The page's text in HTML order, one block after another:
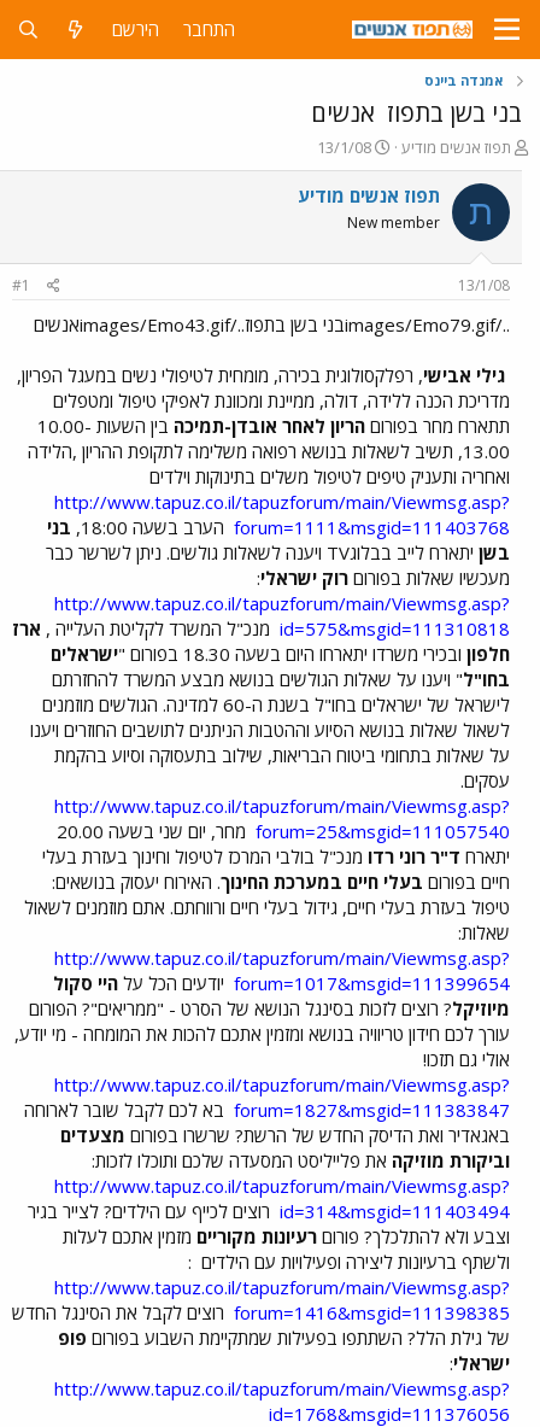
התחבר הירשם
אמנדה ביינס
בני בשן בתפוז אנשים
פ
ו
ת
ח
ה
ש
תפוז אנשים מודיע
פ
ו
ר
ם
ר
13/1/08
ת תפוז אנשים מודיע
New member
13/1/08
#1
../images/Emo79.gifבני בשן בתפוז../images/Emo43.gifאנשים
גילי אבישי, רפלקסולוגית בכירה, מומחית לטיפולי נשים במעגל הפריון,
מדריכת הכנה ללידה, דולה, ממיינת ומכוונת לאפיקי טיפול ומטפלים
תתארח מחר בפורום הריון לאחר אובדן-תמיכה
בין השעות 10.00-
13.00, תשיב לשאלות בנושא רפואה משלימה לתקופת ההריון ,הלידה
ואחריה ותעניק טיפים לטיפול משלים בתינוקות וילדים
http://www.tapuz.co.il/tapuzforum/main/Viewmsg.asp?
forum=1111&msgid=111403768 הערב בשעה 18:00,
בני
בשן
יתארח לייב בבלוגTV ויענה לשאלות גולשים. ניתן לשרשר כבר
מעכשיו שאלות בפורום רוק ישראלי:
http://www.tapuz.co.il/tapuzforum/main/Viewmsg.asp?
id=575&msgid=111310818 מנכ"ל המשרד לקליטת העלייה , ארז
חלפון ובכירי משרדו יתארחו היום בשעה 18.30 בפורום "
ישראלים
בחו"ל" ויענו על שאלות הגולשים בנושא מבצע המשרד להחזרתם
לישראל של ישראלים בחו"ל בשנת ה-60 למדינה. הגולשים מוזמנים
לשאול שאלות בנושא הסיוע וההטבות הניתנים לתושבים החוזרים ויענו
על שאלות בתחומי ביטוח הבריאות, שילוב בתעסוקה וסיוע בהקמת
עסקים.
http://www.tapuz.co.il/tapuzforum/main/Viewmsg.asp?
forum=25&msgid=111057540
מחר, יום שני בשעה 20.00
יתארח ד"ר רוני רדו מנכ"ל בולבי המרכז לטיפול וחינוך בעזרת בעלי
חיים בפורום בעלי חיים במערכת החינוך. האירוח יעסוק בנושאים:
טיפול בעזרת בעלי חיים, גידול בעלי חיים ורווחתם. אתם מוזמנים לשאול
שאלות:
http://www.tapuz.co.il/tapuzforum/main/Viewmsg.asp?
forum=1017&msgid=111399654 יודעים הכל על היי סקול
מיוזיקל? רוצים לזכות בסינגל הנושא של הסרט - "ממריאים"? הפורום
עורך לכם חידון טריוויה בנושא ומזמין אתכם להכות את המומחה - מי יודע,
אולי גם תזכו!
http://www.tapuz.co.il/tapuzforum/main/Viewmsg.asp?
forum=1827&msgid=111383847 בא לכם לקבל שובר לארוחה
באגאדיר ואת הדיסק החדש של הרשת? שרשרו בפורום מצעדים
וביקורת מוזיקה את פלייליסט המסעדה שלכם ותוכלו לזכות:
http://www.tapuz.co.il/tapuzforum/main/Viewmsg.asp?
id=314&msgid=111403494 רוצים לכייף עם הילדים? לצייר בגיר
וצבע ולא להתלכלך? פורום רעיונות מקוריים מזמין אתכם לעלות
ולשתף ברעיונות ליצירה ופעילויות עם הילדים :
http://www.tapuz.co.il/tapuzforum/main/Viewmsg.asp?
forum=1416&msgid=111398385 רוצים לקבל את הסינגל החדש
של גילת הלל? השתתפו בפעילות שמתקיימת השבוע בפורום פופ
ישראלי:
http://www.tapuz.co.il/tapuzforum/main/Viewmsg.asp?
id=1768&msgid=111376056